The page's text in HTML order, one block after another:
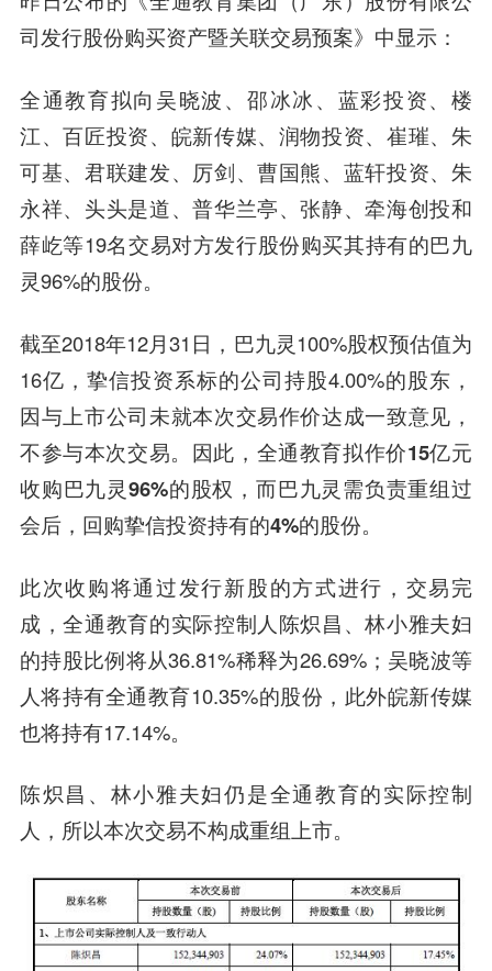
司发行股份购买资产暨关联交易预案》中显示：
全通教育拟向吴晓波、邵冰冰、蓝彩投资、楼
江、百匠投资、皖新传媒、润物投资、崔璀、朱
可基、君联建发、厉剑、曹国熊、蓝轩投资、朱
永祥、头头是道、普华兰亭、张静、牵海创投和
薛屹等19名交易对方发行股份购买其持有的巴九
灵96%的股份。
截至2018年12月31日，巴九灵100%股权预估值为
16亿，挚信投资系标的公司持股4.00%的股东，
因与上市公司未就本次交易作价达成一致意见，
不参与本次交易。因此， 全通教育拟作价15亿元
收购巴九灵96%的股权，而巴九灵需负责重组过
会后，回购挚信投资持有的4%的股份。
此次收购将通过发行新股的方式进行，交易完
成，全通教育的实际控制人陈炽昌、林小雅夫妇
的持股比例将从36.81%稀释为26.69%；吴晓波等
人将持有全通教育10.35%的股份，此外皖新传媒
也将持有17.14%。
陈炽昌、林小雅夫妇仍是全通教育的实际控制
人，所以本次交易不构成重组上市。